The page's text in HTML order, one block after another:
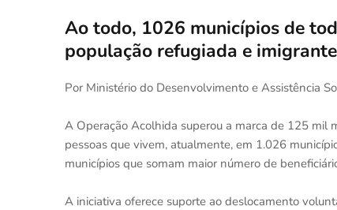
Ao todo, 1026 municípios de
população refugiada e
Por Ministério do Desenvolvimento e Assistência
A Operação Acolhida superou a marca de 125 mil
pessoas que vivem, atualmente, em 1.026
municípios que somam maior número de
A iniciativa oferece suporte ao deslocamento